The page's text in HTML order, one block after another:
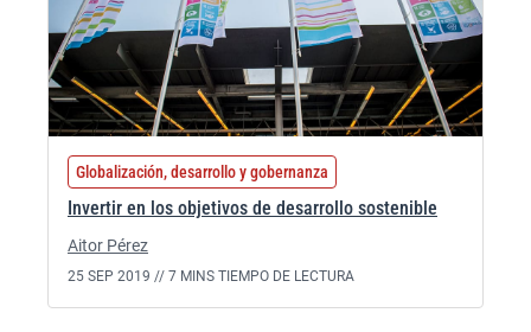
Globalización, desarrollo y gobernanza
Invertir en los objetivos de desarrollo sostenible
Aitor Pérez
25 SEP 2019 // 7 MINS TIEMPO DE LECTURA